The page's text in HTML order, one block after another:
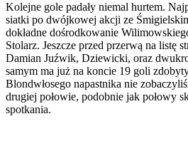
Kolejne gole padały niemal hurtem.
siatki po dwójkowej akcji ze
dokładne dośrodkowanie
Stolarz. Jeszcze przed przerwą na listę
Damian Juźwik, Dziewicki, oraz
samym ma już na koncie 19 goli
Blondwłosego napastnika nie
drugiej połowie, podobnie jak połowy
spotkania.